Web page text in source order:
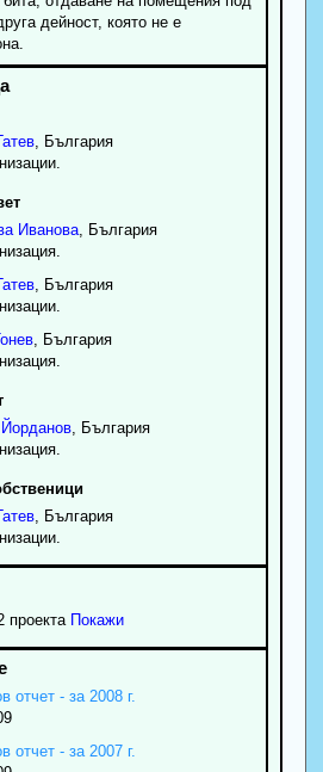
дейност, която не е
, България
Иванова, България
, България
, България
Йорданов, България
, България
проекта Покажи
отчет - за 2008 г.
отчет - за 2007 г.